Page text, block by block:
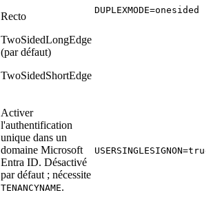
Recto
TwoSidedLongEdge
(par défaut)
TwoSidedShortEdge
DUPLEXMODE=onesided
Activer
l'authentification
unique dans un
domaine Microsoft
Entra ID. Désactivé
par défaut ; nécessite
TENANCYNAME.
USERSINGLESIGNON=true